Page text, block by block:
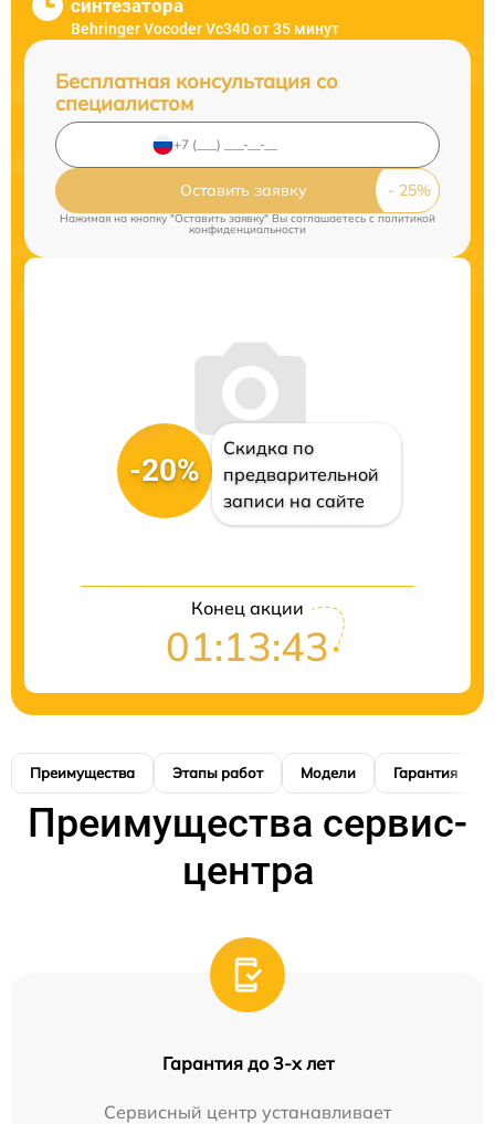
синтезатора
Behringer Vocoder Vc340 от 35 минут
Бесплатная консультация со
специалистом
Оставить заявку
Нажимая на кнопку "Оставить заявку" Вы соглашаетесь cполитикой
конфиденциальности
-20%
Скидка по
предварительной
записи на сайте
Конец акции
01:13:42
Преимущества Этапы работ Модели Гарантия
Преимущества сервис-
центра
Гарантия до 3-х лет
Сервисный центр устанавливает